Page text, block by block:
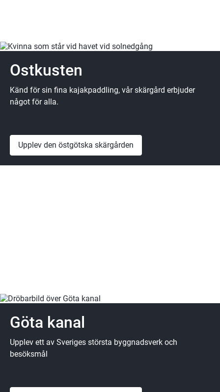
Ostkusten
Känd för sin fina kajakpaddling, vår skärgård erbjuder
något för alla.
Upplev den östgötska skärgården
Göta kanal
Upplev ett av Sveriges största byggnadsverk och
besöksmål